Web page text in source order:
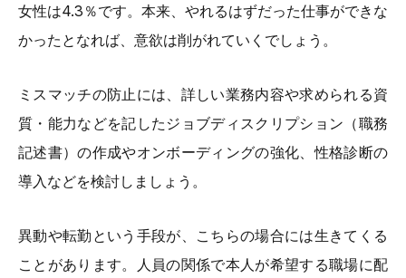
女性は4.3％です。本来、やれるはずだった仕事ができな
かったとなれば、意欲は削がれていくでしょう。
ミスマッチの防止には、詳しい業務内容や求められる資
質・能力などを記したジョブディスクリプション（職務
記述書）の作成やオンボーディングの強化、性格診断の
導入などを検討しましょう。
異動や転勤という手段が、こちらの場合には生きてくる
ことがあります。人員の関係で本人が希望する職場に配